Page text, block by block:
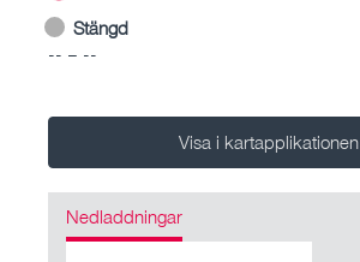
Stängd
-- – --
Visa i kartapplikationen
Nedladdningar